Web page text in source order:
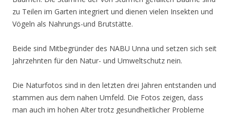
zu Teilen im Garten integriert und dienen vielen Insekten und
Vögeln als Nahrungs-und Brutstätte.
Beide sind Mitbegründer des NABU Unna und setzen sich seit
Jahrzehnten für den Natur- und Umweltschutz nein.
Die Naturfotos sind in den letzten drei Jahren entstanden und
stammen aus dem nahen Umfeld. Die Fotos zeigen, dass
man auch im hohen Alter trotz gesundheitlicher Probleme